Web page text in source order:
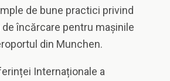
de bune practici privind
încărcare pentru mașinile
din Munchen.
Internaționale a